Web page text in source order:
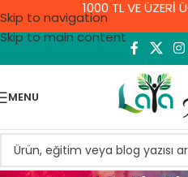
Skip to navigation
Skip to main content
1000 TL VE ÜZERİ
MENU